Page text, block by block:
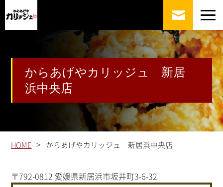
からあげやカリッジュ 新居
浜中央店
HOME > からあげやカリッジュ 新居浜中央店
〒792-0812 愛媛県新居浜市坂井町3-6-32